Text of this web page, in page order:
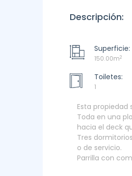
Descripción:
Superficie:
150.00m2
Toiletes:
1
Esta propiedad
Toda en una
hacia el deck
Tres
o de servicio.
Parrilla con